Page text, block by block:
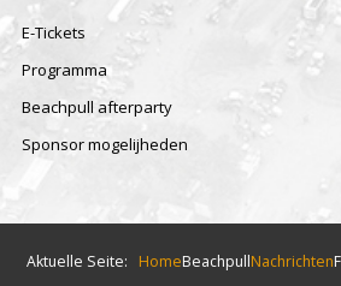
E-Tickets
Programma
Beachpull afterparty
Sponsor mogelijheden
Aktuelle Seite: HomeBeachpullNachrichten